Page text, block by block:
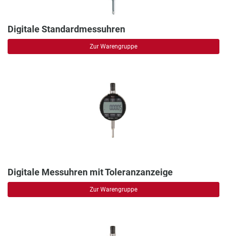
Digitale Standardmessuhren
Zur Warengruppe
Digitale Messuhren mit Toleranzanzeige
Zur Warengruppe